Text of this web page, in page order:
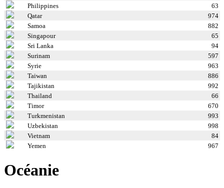
Philippines
63
Qatar
974
Samoa
882
Singapour
65
Sri Lanka
94
Surinam
597
Syrie
963
Taiwan
886
Tajikistan
992
Thailand
66
Timor
670
Turkmenistan
993
Uzbekistan
998
Vietnam
84
Yemen
967
Océanie